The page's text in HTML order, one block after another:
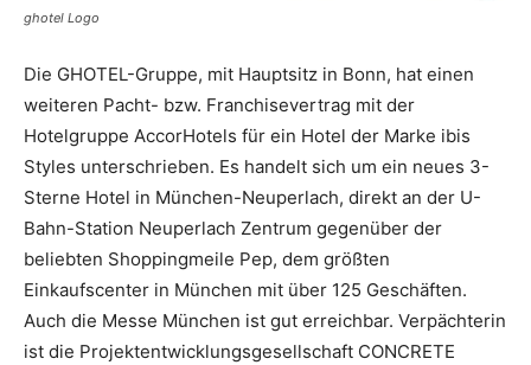
ghotel Logo
Die GHOTEL-Gruppe, mit Hauptsitz in Bonn, hat einen
weiteren Pacht- bzw. Franchisevertrag mit der
Hotelgruppe AccorHotels für ein Hotel der Marke ibis
Styles unterschrieben. Es handelt sich um ein neues 3-
Sterne Hotel in München-Neuperlach, direkt an der U-
Bahn-Station Neuperlach Zentrum gegenüber der
beliebten Shoppingmeile Pep, dem größten
Einkaufscenter in München mit über 125 Geschäften.
Auch die Messe München ist gut erreichbar. Verpächterin
ist die Projektentwicklungsgesellschaft CONCRETE